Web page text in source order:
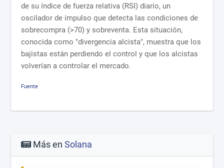
de su índice de fuerza relativa (RSI) diario, un
oscilador de impulso que detecta las condiciones de
sobrecompra (>70) y sobreventa. Esta situación,
conocida como "divergencia alcista", muestra que los
bajistas están perdiendo el control y que los alcistas
volverían a controlar el mercado.
Fuente
Más en Solana